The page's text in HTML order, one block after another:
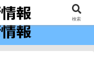
ンフラ。
検索